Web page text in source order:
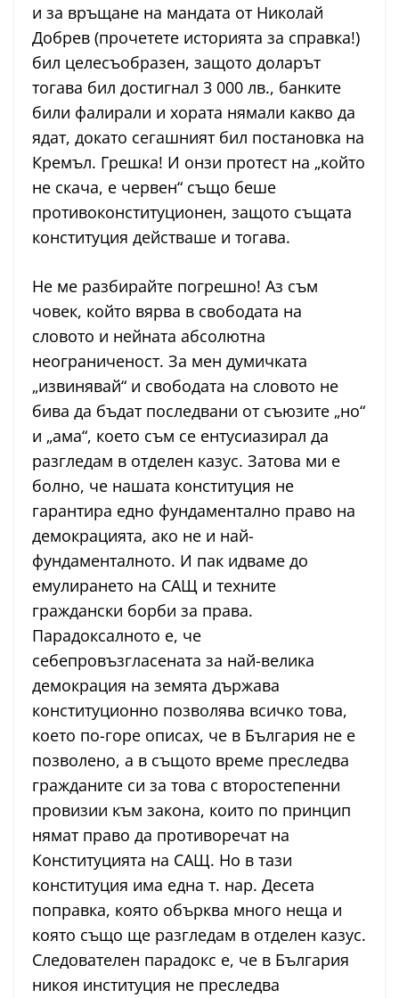
и за връщане на мандата от Николай
Добрев (прочетете историята за справка!)
бил целесъобразен, защото доларът
тогава бил достигнал 3 000 лв., банките
били фалирали и хората нямали какво да
ядат, докато сегашният бил постановка на
Кремъл. Грешка! И онзи протест на „който
не скача, е червен“ също беше
противоконституционен, защото същата
конституция действаше и тогава.
Не ме разбирайте погрешно! Аз съм
човек, който вярва в свободата на
словото и нейната абсолютна
неограниченост. За мен думичката
„извинявай“ и свободата на словото не
бива да бъдат последвани от съюзите „но“
и „ама“, което съм се ентусиазирал да
разгледам в отделен казус. Затова ми е
болно, че нашата конституция не
гарантира едно фундаментално право на
демокрацията, ако не и най-
фундаменталното. И пак идваме до
емулирането на САЩ и техните
граждански борби за права.
Парадоксалното е, че
себепровъзгласената за най-велика
демокрация на земята държава
конституционно позволява всичко това,
което по-горе описах, че в България не е
позволено, а в същото време преследва
гражданите си за това с второстепенни
провизии към закона, които по принцип
нямат право да противоречат на
Конституцията на САЩ. Но в тази
конституция има една т. нар. Десета
поправка, която обърква много неща и
която също ще разгледам в отделен казус.
Следователен парадокс е, че в България
никоя институция не преследва